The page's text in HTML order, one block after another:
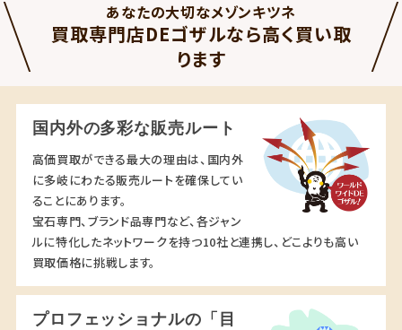
あなたの大切なメゾンキツネ
買取専門店DEゴザルなら高く買い取
ります
国内外の多彩な販売ルート
高価買取ができる最大の理由は、国内外
に多岐にわたる販売ルートを確保してい
ることにあります。
宝石専門、ブランド品専門など、各ジャン
ルに特化したネットワークを持つ10社と連携し、どこよりも高い
買取価格に挑戦します。
プロフェッショナルの「目